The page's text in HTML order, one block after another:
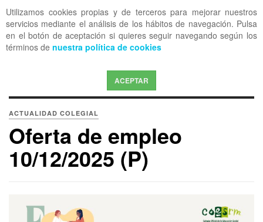
Utilizamos cookies propias y de terceros para mejorar nuestros
servicios mediante el análisis de los hábitos de navegación. Pulsa
en el botón de aceptación si quieres seguir navegando según los
términos de nuestra política de cookies
ACEPTAR
OFF CANVAS
ACTUALIDAD COLEGIAL
Oferta de empleo
10/12/2025 (P)